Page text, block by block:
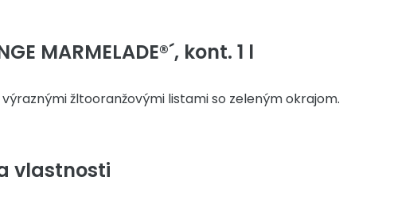
MARMELADE®´, kont. 1 l
žltooranžovými listami so zeleným okrajom.
vlastnosti